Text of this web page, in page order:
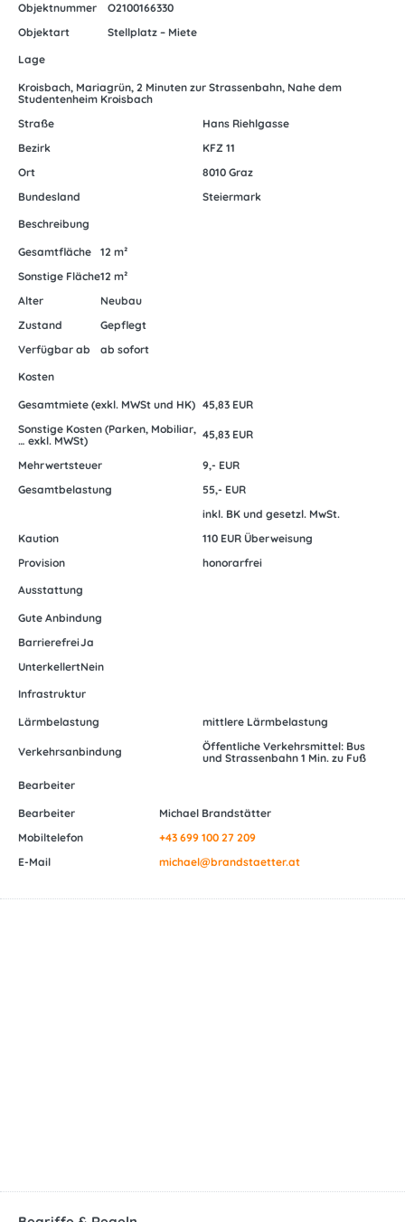
Objektnummer
O2100166330
Objektart
Stellplatz – Miete
Lage
Kroisbach, Mariagrün, 2 Minuten zur Strassenbahn, Nahe dem
Studentenheim Kroisbach
Straße
Hans Riehlgasse
Bezirk
KFZ 11
Ort
8010 Graz
Bundesland
Steiermark
Beschreibung
Gesamtfläche
12 m²
Sonstige Fläche12 m²
Alter
Neubau
Zustand
Gepflegt
Verfügbar ab
ab sofort
Kosten
Gesamtmiete (exkl. MWSt und HK) 45,83 EUR
Sonstige Kosten (Parken, Mobiliar,
… exkl. MWSt)
45,83 EUR
Mehrwertsteuer
9,- EUR
Gesamtbelastung
55,- EUR
inkl. BK und gesetzl. MwSt.
Kaution
110 EUR Überweisung
Provision
honorarfrei
Ausstattung
Gute Anbindung
BarrierefreiJa
UnterkellertNein
Infrastruktur
Lärmbelastung mittlere Lärmbelastung
Verkehrsanbindung
Öffentliche Verkehrsmittel: Bus
und Strassenbahn 1 Min. zu Fuß
Bearbeiter
Bearbeiter
Michael Brandstätter
Mobiltelefon
+43 699 100 27 209
E-Mail
michael@brandstaetter.at